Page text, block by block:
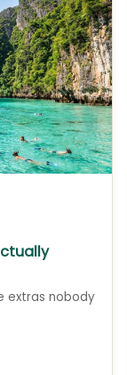
extras nobody